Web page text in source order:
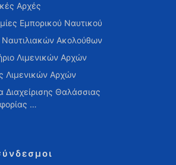
Αρχές
Εμπορικού Ναυτικού
Ακολούθων
Λιμενικών Αρχών
Λιμενικών Αρχών
Διαχείρισης Θαλάσσιας
…